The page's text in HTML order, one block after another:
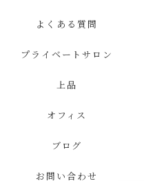
よくある質問
プライベートサロン
上品
オフィス
ブログ
お問い合わせ